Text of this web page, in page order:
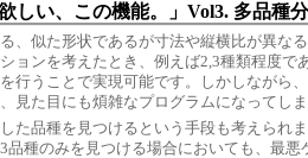
しい、この機能。」Vol3. 多品種
、似た形状であるが寸法や縦横比が異な
ョンを考えたとき、例えば2,3種類程度で
行うことで実現可能です。しかしながら
見た目にも煩雑なプログラムになってし
た品種を見つけるという手段も考えられ
品種のみを見つける場合においても、最悪